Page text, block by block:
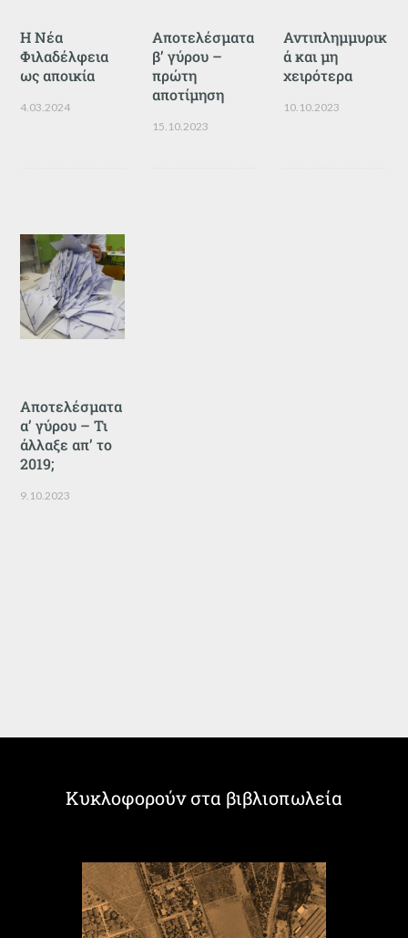
Η Νέα
Φιλαδέλφεια
ως αποικία
4.03.2024
Αποτελέσματα
β’ γύρου –
πρώτη
αποτίμηση
15.10.2023
Αντιπλημμυρικ
ά και μη
χειρότερα
10.10.2023
Αποτελέσματα
α’ γύρου – Τι
άλλαξε απ’ το
2019;
9.10.2023
Κυκλοφορούν στα βιβλιοπωλεία